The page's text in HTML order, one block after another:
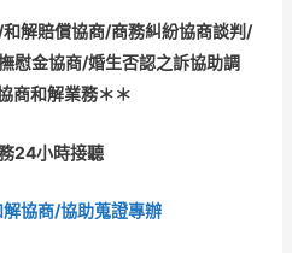
解賠償協商/商務糾紛協商談判/
慰金協商/婚生否認之訴協助調
商和解業務＊＊
24小時接聽
解協商/協助蒐證專辦